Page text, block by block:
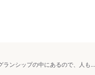
ンシップの中にあるので、人も...